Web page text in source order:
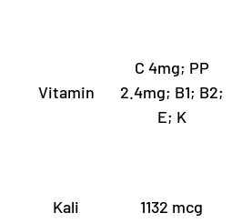
Vitamin
C 4mg; PP
2.4mg; B1; B2;
E; K
Kali 1132 mcg